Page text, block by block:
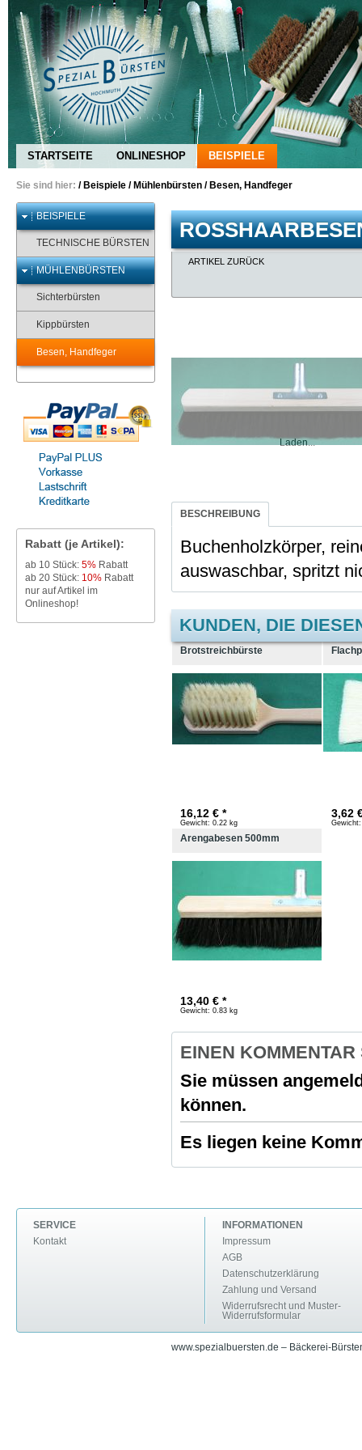
STARTSEITE ONLINESHOP BEISPIELE
Sie sind hier: / Beispiele / Mühlenbürsten / Besen, Handfeger
BEISPIELE
TECHNISCHE BÜRSTEN
MÜHLENBÜRSTEN
Sichterbürsten
Kippbürsten
Besen, Handfeger
Rabatt (je Artikel):
ab 10 Stück: 5% Rabatt
ab 20 Stück: 10% Rabatt
nur auf Artikel im
Onlineshop!
ARTIKEL ZURÜCK
Laden...
BESCHREIBUNG
Buchenholzkörper,
auswaschbar, spritzt
KUNDEN, DIE
Brotstreichbürste
16,12 € *
Gewicht: 0.22 kg
3,62
Gewicht:
Arengabesen 500mm
13,40 € *
Gewicht: 0.83 kg
EINEN
Sie müssen
können.
Es liegen keine
SERVICE
Kontakt
INFORMATIONEN
Impressum
AGB
Datenschutzerklärung
Zahlung und Versand
Widerrufsrecht und Muster-
Widerrufsformular
www.spezialbuersten.de – Bäckerei-